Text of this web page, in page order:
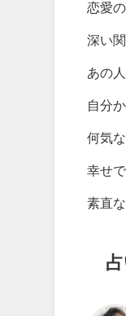
恋愛
深い
あの
自分
何気
幸せ
素直